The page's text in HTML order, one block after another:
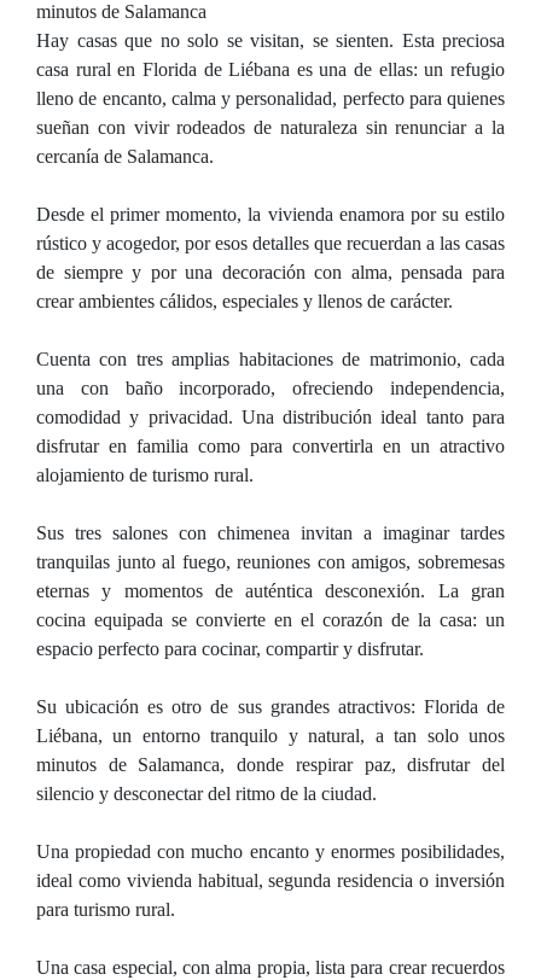
minutos de Salamanca
Hay casas que no solo se visitan, se sienten. Esta preciosa
casa rural en Florida de Liébana es una de ellas: un refugio
lleno de encanto, calma y personalidad, perfecto para quienes
sueñan con vivir rodeados de naturaleza sin renunciar a la
cercanía de Salamanca.
Desde el primer momento, la vivienda enamora por su estilo
rústico y acogedor, por esos detalles que recuerdan a las casas
de siempre y por una decoración con alma, pensada para
crear ambientes cálidos, especiales y llenos de carácter.
Cuenta con tres amplias habitaciones de matrimonio, cada
una con baño incorporado, ofreciendo independencia,
comodidad y privacidad. Una distribución ideal tanto para
disfrutar en familia como para convertirla en un atractivo
alojamiento de turismo rural.
Sus tres salones con chimenea invitan a imaginar tardes
tranquilas junto al fuego, reuniones con amigos, sobremesas
eternas y momentos de auténtica desconexión. La gran
cocina equipada se convierte en el corazón de la casa: un
espacio perfecto para cocinar, compartir y disfrutar.
Su ubicación es otro de sus grandes atractivos: Florida de
Liébana, un entorno tranquilo y natural, a tan solo unos
minutos de Salamanca, donde respirar paz, disfrutar del
silencio y desconectar del ritmo de la ciudad.
Una propiedad con mucho encanto y enormes posibilidades,
ideal como vivienda habitual, segunda residencia o inversión
para turismo rural.
Una casa especial, con alma propia, lista para crear recuerdos